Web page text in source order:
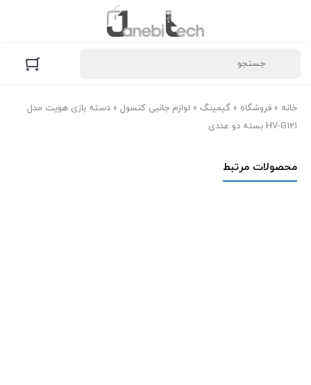
خانه » فروشگاه » گیمینگ » لوازم جانبی کنسول » دسته بازی هویت مدل
HV-G121 بسته دو عددی
محصولات مرتبط